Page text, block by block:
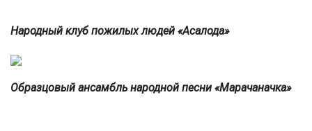
Народный клуб пожилых людей «Асалода»
Образцовый ансамбль народной песни «Марачаначка»